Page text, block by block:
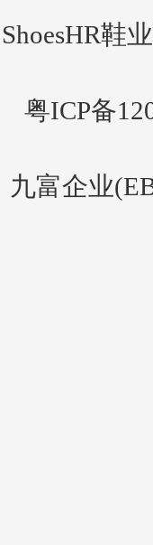
ShoesHR鞋
粤ICP备
九富企业